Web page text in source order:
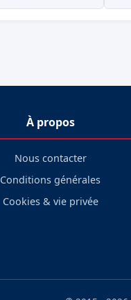
À propos
Nous contacter
Conditions générales
Cookies & vie privée